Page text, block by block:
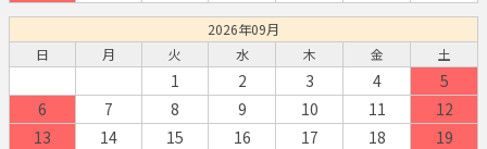
2026年09月
日
月 火 水 木 金 土
1 2 3 4
5
6
7 8 9 10 11
12
13
14 15 16 17 18 19